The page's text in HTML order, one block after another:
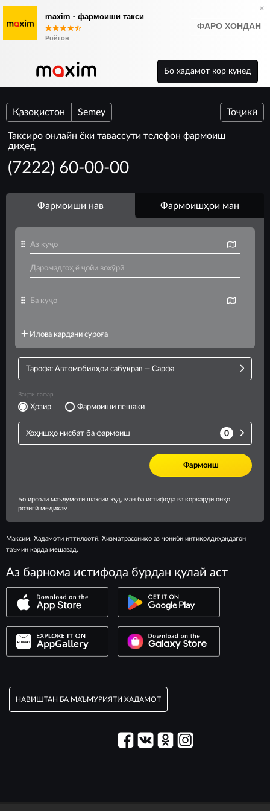
×
maxim - фармоиши такси
Ройгон
ФАРО ХОНДАН
Бо хадамот кор кунед
Қазоқистон Semey Тоҷикӣ
Таксиро онлайн ёки тавассути телефон фармоиш
диҳед
(7222) 60-00-00
Максим. Хадамоти иттилоотӣ. Хизматрасониҳо аз ҷониби интиқолдиҳандагон
таъмин карда мешавад.
Аз барнома истифода бурдан қулай аст
НАВИШТАН БА МАЪМУРИЯТИ ХАДАМОТ